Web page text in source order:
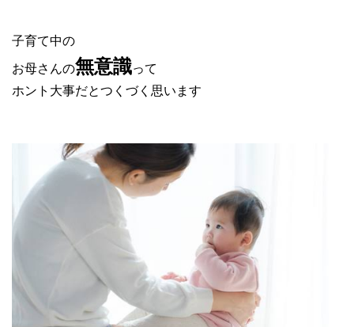
子育て中の
お母さんの無意識って
ホント大事だとつくづく思います